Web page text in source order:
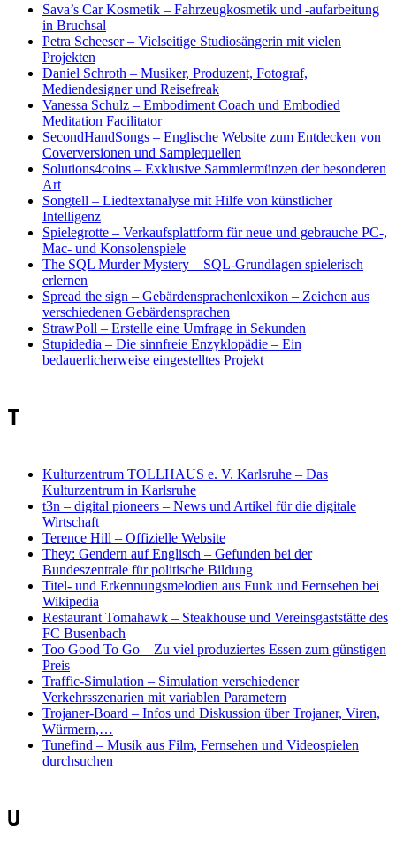
Sava’s Car Kosmetik – Fahrzeugkosmetik und -aufarbeitung
in Bruchsal
Petra Scheeser – Vielseitige Studiosängerin mit vielen
Projekten
Daniel Schroth – Musiker, Produzent, Fotograf,
Mediendesigner und Reisefreak
Vanessa Schulz – Embodiment Coach und Embodied
Meditation Facilitator
SecondHandSongs – Englische Website zum Entdecken von
Coverversionen und Samplequellen
Solutions4coins – Exklusive Sammlermünzen der besonderen
Art
Songtell – Liedtextanalyse mit Hilfe von künstlicher
Intelligenz
Spielegrotte – Verkaufsplattform für neue und gebrauche PC-,
Mac- und Konsolenspiele
The SQL Murder Mystery – SQL-Grundlagen spielerisch
erlernen
Spread the sign – Gebärdensprachenlexikon – Zeichen aus
verschiedenen Gebärdensprachen
StrawPoll – Erstelle eine Umfrage in Sekunden
Stupidedia – Die sinnfreie Enzyklopädie – Ein
bedauerlicherweise eingestelltes Projekt
T
Kulturzentrum TOLLHAUS e. V. Karlsruhe – Das
Kulturzentrum in Karlsruhe
t3n – digital pioneers – News und Artikel für die digitale
Wirtschaft
Terence Hill – Offizielle Website
They: Gendern auf Englisch – Gefunden bei der
Bundeszentrale für politische Bildung
Titel- und Erkennungsmelodien aus Funk und Fernsehen bei
Wikipedia
Restaurant Tomahawk – Steakhouse und Vereinsgaststätte des
FC Busenbach
Too Good To Go – Zu viel produziertes Essen zum günstigen
Preis
Traffic-Simulation – Simulation verschiedener
Verkehrsszenarien mit variablen Parametern
Trojaner-Board – Infos und Diskussion über Trojaner, Viren,
Würmern,…
Tunefind – Musik aus Film, Fernsehen und Videospielen
durchsuchen
U